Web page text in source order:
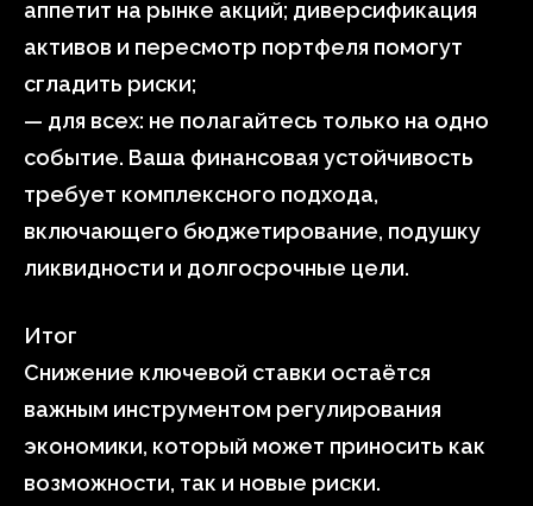
аппетит на рынке акций; диверсификация
активов и пересмотр портфеля помогут
сгладить риски;
— для всех: не полагайтесь только на одно
событие. Ваша финансовая устойчивость
требует комплексного подхода,
включающего бюджетирование, подушку
ликвидности и долгосрочные цели.
Итог
Снижение ключевой ставки остаётся
важным инструментом регулирования
экономики, который может приносить как
возможности, так и новые риски.